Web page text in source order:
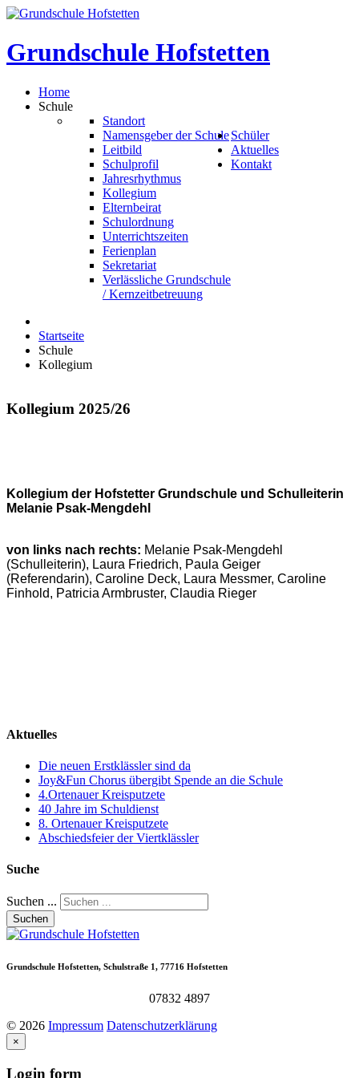
Grundschule Hofstetten
Home
Schule
Standort
Namensgeber der Schule
Leitbild
Schulprofil
Jahresrhythmus
Kollegium
Elternbeirat
Schulordnung
Unterrichtszeiten
Ferienplan
Sekretariat
Verlässliche Grundschule
/ Kernzeitbetreuung
Schüler
Aktuelles
Kontakt
Startseite
Schule
Kollegium
Kollegium 2025/26
Kollegium der Hofstetter Grundschule und Schulleiterin
Melanie Psak-Mengdehl
von links nach rechts: Melanie Psak-Mengdehl
(Schulleiterin), Laura Friedrich, Paula Geiger
(Referendarin), Caroline Deck, Laura Messmer, Caroline
Finhold, Patricia Armbruster, Claudia Rieger
Aktuelles
Die neuen Erstklässler sind da
Joy&Fun Chorus übergibt Spende an die Schule
4.Ortenauer Kreisputzete
40 Jahre im Schuldienst
8. Ortenauer Kreisputzete
Abschiedsfeier der Viertklässler
Suche
Suchen ...
Suchen
Grundschule Hofstetten, Schulstraße 1, 77716 Hofstetten
07832 4897
© 2026 Impressum Datenschutzerklärung
×
Login form